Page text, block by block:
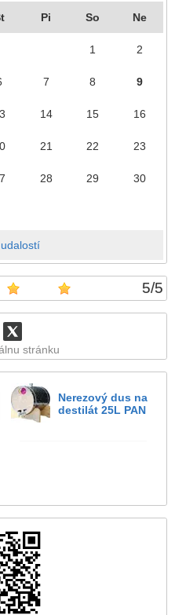
Pi So Ne
1 2
7 8 9
14 15 16
21 22 23
28 29 30
5/5
stránku
Nerezový dus na
destilát 25L PAN